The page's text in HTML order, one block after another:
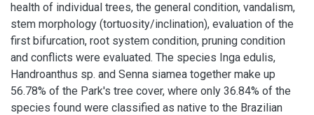
health of individual trees, the general condition, vandalism,
stem morphology (tortuosity/inclination), evaluation of the
first bifurcation, root system condition, pruning condition
and conflicts were evaluated. The species Inga edulis,
Handroanthus sp. and Senna siamea together make up
56.78% of the Park's tree cover, where only 36.84% of the
species found were classified as native to the Brazilian